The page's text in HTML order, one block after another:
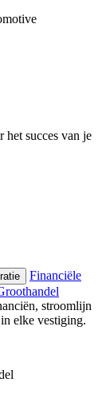
het succes van je
Financiële
stroomlijn
elke vestiging.